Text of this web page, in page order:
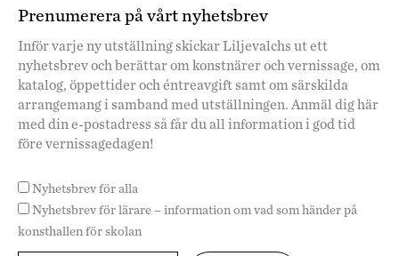
Prenumerera på vårt nyhetsbrev
Inför varje ny utställning skickar Liljevalchs ut ett
nyhetsbrev och berättar om konstnärer och vernissage, om
katalog, öppettider och éntreavgift samt om särskilda
arrangemang i samband med utställningen. Anmäl dig här
med din e-postadress så får du all information i god tid
före vernissagedagen!
Nyhetsbrev för alla
Nyhetsbrev för lärare – information om vad som händer på
konsthallen för skolan